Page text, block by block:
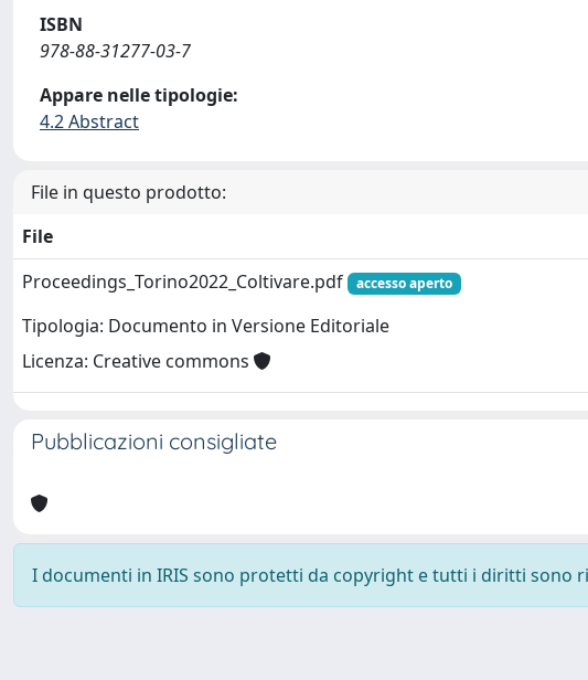
ISBN
978-88-31277-03-7
Appare nelle tipologie:
4.2 Abstract
File in questo prodotto:
File
Proceedings_Torino2022_Coltivare.pdf
accesso aperto
Tipologia: Documento in Versione Editoriale
Licenza: Creative commons
Pubblicazioni consigliate
I documenti in IRIS sono protetti da copyright e tutti i diritti sono